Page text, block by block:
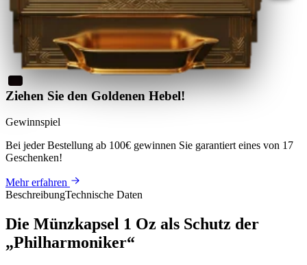
Ziehen Sie den Goldenen Hebel!
Gewinnspiel
Bei jeder Bestellung ab 100€ gewinnen Sie garantiert eines von 17
Geschenken!
Mehr erfahren
BeschreibungTechnische Daten
Die Münzkapsel 1 Oz als Schutz der
„Philharmoniker“